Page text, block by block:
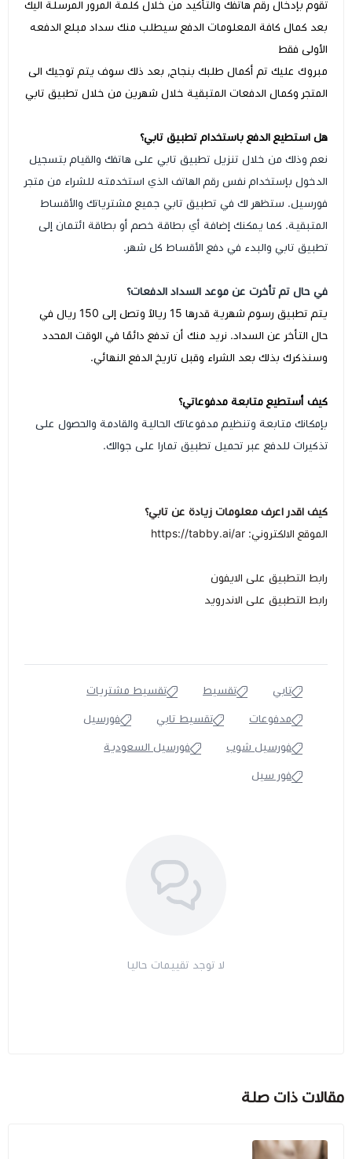
تقوم بإدخال رقم هاتفك والتأكيد من خلال كلمة المرور المرسلة اليك
بعد كمال كافة المعلومات الدفع سيطلب منك سداد مبلع الدفعه
الأولى فقط
مبروك عليك تم أكمال طلبك بنجاح, بعد ذلك سوف يتم توجيك الى
المتجر وكمال الدفعات المتبقية خلال شهرين من خلال تطبيق تابي
هل استطيع الدفع باستخدام تطبيق تابي؟
نعم وذلك من خلال تنزيل تطبيق تابي على هاتفك والقيام بتسجيل
الدخول بإستخدام نفس رقم الهاتف الذي استخدمته للشراء من متجر
فورسيل. ستظهر لك في تطبيق تابي جميع مشترياتك والأقساط
المتبقية. كما يمكنك إضافة أي بطاقة خصم أو بطاقة ائتمان إلى
تطبيق تابي والبدء في دفع الأقساط كل شهر.
في حال تم تأخرت عن موعد السداد الدفعات؟
يتم تطبيق رسوم شهرية قدرها 15 ريالاً وتصل إلى 150 ريال في
حال التأخر عن السداد. نريد منك أن تدفع دائمًا في الوقت المحدد
وسنذكرك بذلك بعد الشراء وقبل تاريخ الدفع النهائي.
كيف أستطيع متابعة مدفوعاتي؟
بإمكانك متابعة وتنظيم مدفوعاتك الحالية والقادمة والحصول على
تذكيرات للدفع عبر تحميل تطبيق تمارا على جوالك.
كيف اقدر اعرف معلومات زيادة عن تابي؟
الموقع الالكتروني: https://tabby.ai/ar
رابط التطبيق على الايفون
رابط التطبيق على الاندرويد
تابي تقسيط تقسيط مشتريات
مدفوعات تقسيط تابي فورسيل
فورسيل شوب فورسيل السعودية
فور سيل
لا توجد تقييمات حاليا
مقالات ذات صلة